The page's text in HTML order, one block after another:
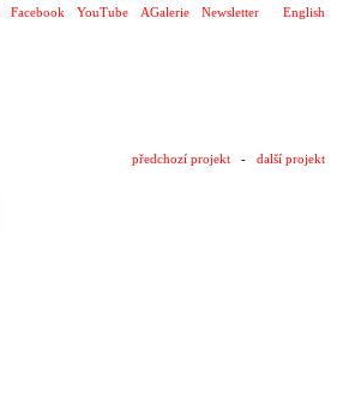
English
Facebook YouTube AGalerie Newsletter
předchozí projekt - další projekt